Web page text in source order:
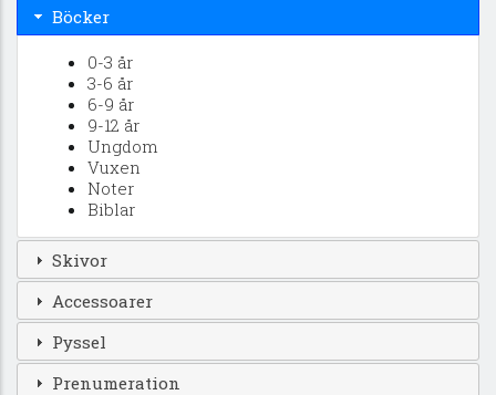
Böcker
0-3 år
3-6 år
6-9 år
9-12 år
Ungdom
Vuxen
Noter
Biblar
Skivor
Accessoarer
Pyssel
Prenumeration